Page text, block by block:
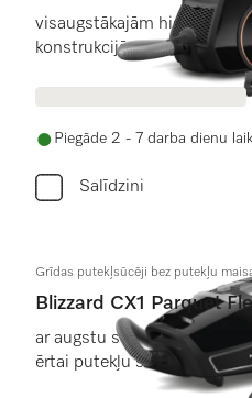
visaugstākajām higiēnas
konstrukcijā.
Piegāde 2 - 7 darba dienu
Salīdzini
Grīdas putekļsūcēji bez putekļu
Blizzard CX1 Parquet
ar augstu sūkš. veiktsp. un
ērtai putekļu sūkš.